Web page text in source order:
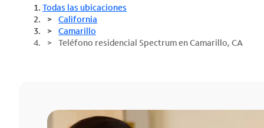
Todas las ubicaciones
California
Camarillo
Teléfono residencial Spectrum en Camarillo, CA